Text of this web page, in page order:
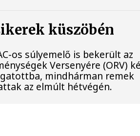
küszöbén
os súlyemelő is bekerült az
Versenyére (ORV)
mindhárman remek
az elmúlt hétvégén.